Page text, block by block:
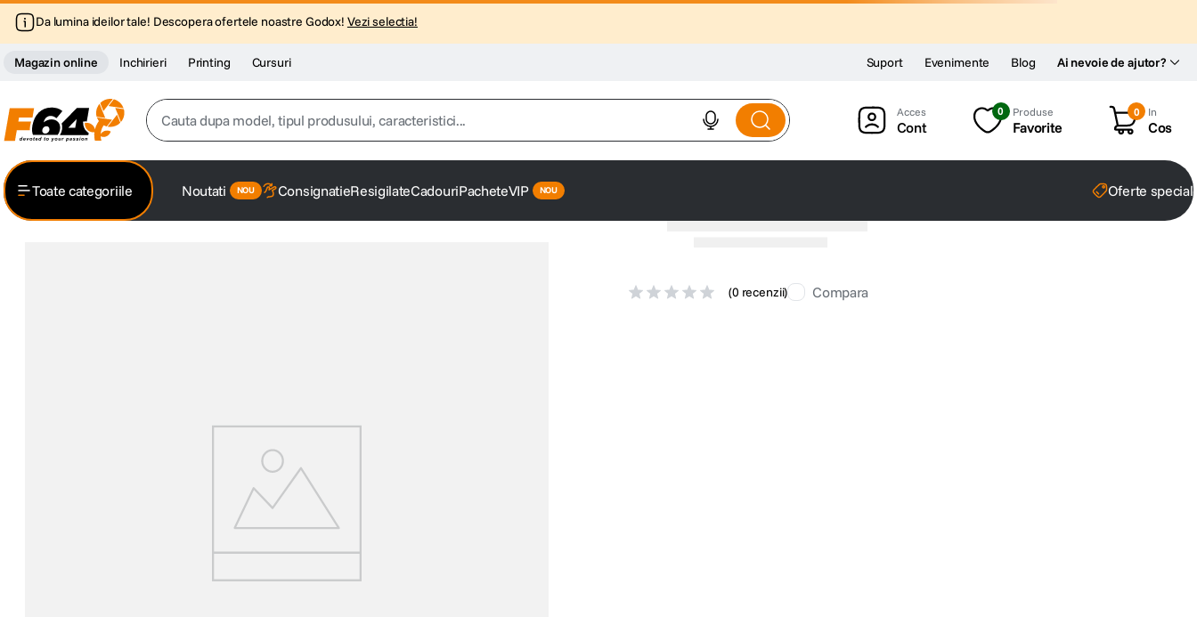
Da lumina ideilor tale! Descopera ofertele noastre Godox! Vezi selectia!
Magazin online Inchirieri Printing Cursuri Ai nevoie de ajutor?
Suport Evenimente Blog
Cauta dupa model, tipul produsului, caracteristici...
lavaliera
card memorie
dji mic mini
dji osmo
Cont
0 Produse
Favorite
0 In
Cos
Toate categoriile Noutati ConsignatieResigilateCadouriPacheteVIP Oferte
(0 recenzii) Compara